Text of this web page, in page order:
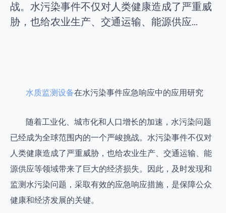
战。水污染事件不仅对人类健康造成了严重威
胁，也给农业生产、交通运输、能源供应...
水质监测设备在水污染事件应急响应中的应用研究
随着工业化、城市化和人口增长的加速，水污染问题
已经成为全球范围内的一个严峻挑战。水污染事件不仅对
人类健康造成了严重威胁，也给农业生产、交通运输、能
源供应等领域带来了巨大的经济损失。因此，及时发现和
监测水污染问题，采取有效的应急响应措施，是保障公众
健康和经济发展的关键。